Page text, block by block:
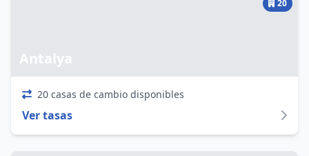
Antalya
20
20 casas de cambio disponibles
Ver tasas